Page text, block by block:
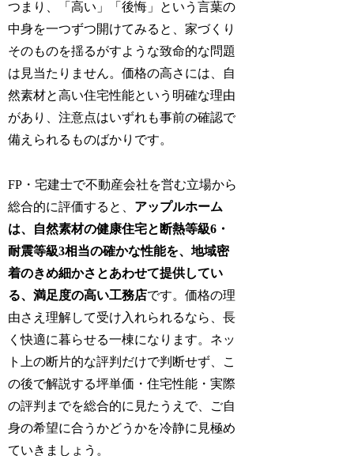
つまり、「高い」「後悔」という言葉の
中身を一つずつ開けてみると、家づくり
そのものを揺るがすような致命的な問題
は見当たりません。価格の高さには、自
然素材と高い住宅性能という明確な理由
があり、注意点はいずれも事前の確認で
備えられるものばかりです。
FP・宅建士で不動産会社を営む立場から
総合的に評価すると、 アップルホーム
は、自然素材の健康住宅と断熱等級6・
耐震等級3相当の確かな性能を、地域密
着のきめ細かさとあわせて提供してい
る、満足度の高い工務店です。価格の理
由さえ理解して受け入れられるなら、長
く快適に暮らせる一棟になります。ネッ
ト上の断片的な評判だけで判断せず、こ
の後で解説する坪単価・住宅性能・実際
の評判までを総合的に見たうえで、ご自
身の希望に合うかどうかを冷静に見極め
ていきましょう。